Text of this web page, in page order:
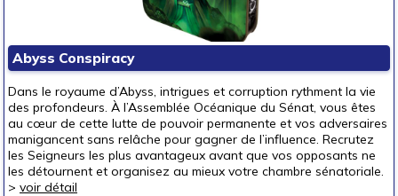
autour de 50 €
Abyss Conspiracy
Dans le royaume d’Abyss, intrigues et corruption rythment la vie
des profondeurs. À l’Assemblée Océanique du Sénat, vous êtes
au cœur de cette lutte de pouvoir permanente et vos adversaires
manigancent sans relâche pour gagner de l’influence. Recrutez
les Seigneurs les plus avantageux avant que vos opposants ne
les détournent et organisez au mieux votre chambre sénatoriale.
> voir détail